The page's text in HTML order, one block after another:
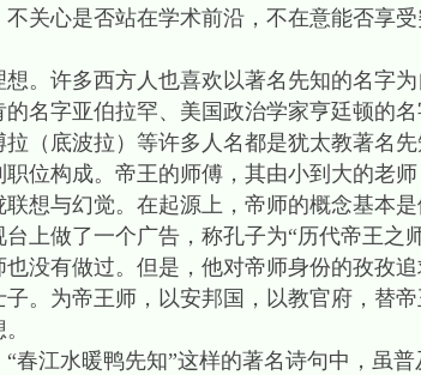
关心是否站在学术前沿，不在意能否享
。许多西方人也喜欢以著名先知的名字
名字亚伯拉罕、美国政治学家亨廷顿的
（底波拉）等许多人名都是犹太教著名先
位构成。帝王的师傅，其由小到大的老
想与幻觉。在起源上，帝师的概念基本
上做了一个广告，称孔子为“历代帝王之
没有做过。但是，他对帝师身份的孜孜
。为帝王师，以安邦国，以教官府，替
春江水暖鸭先知”这样的著名诗句中，虽